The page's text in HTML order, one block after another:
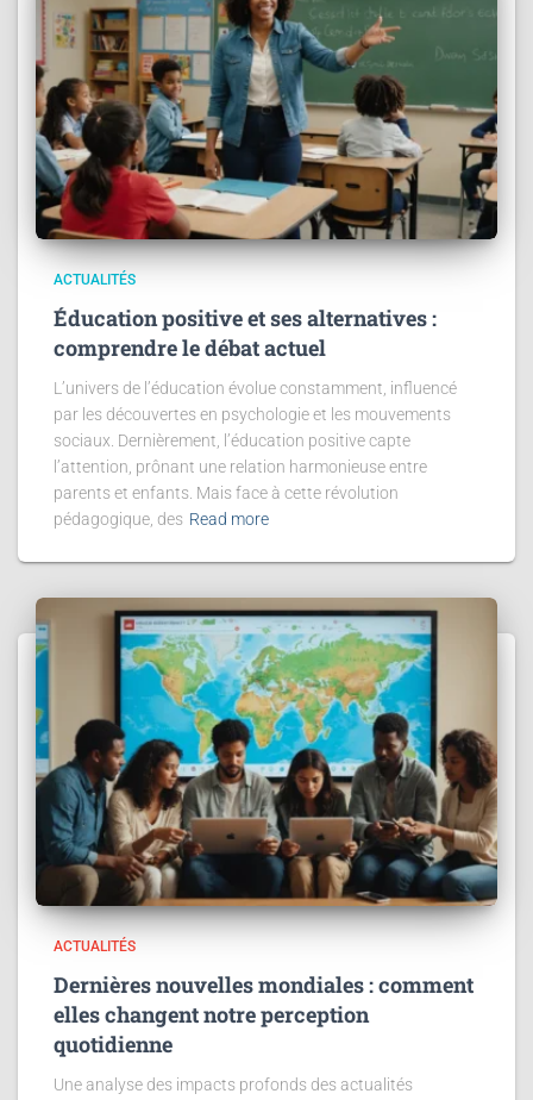
ACTUALITÉS
Éducation positive et ses alternatives :
comprendre le débat actuel
L’univers de l’éducation évolue constamment, influencé
par les découvertes en psychologie et les mouvements
sociaux. Dernièrement, l’éducation positive capte
l’attention, prônant une relation harmonieuse entre
parents et enfants. Mais face à cette révolution
pédagogique, des Read more
ACTUALITÉS
Dernières nouvelles mondiales : comment
elles changent notre perception
quotidienne
Une analyse des impacts profonds des actualités